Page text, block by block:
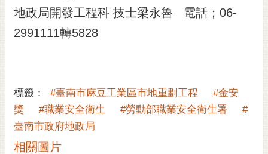
地政局開發工程科 技士梁永魯 電話；06-
2991111轉5828
標籤： #臺南市麻豆工業區市地重劃工程
#金安
獎
#職業安全衛生 #勞動部職業安全衛生署
#
臺南市政府地政局
相關圖片